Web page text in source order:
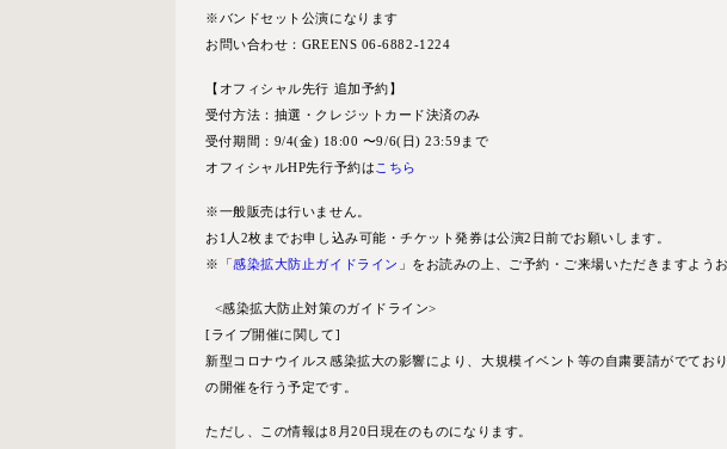
※バンドセット公演になります
お問い合わせ：GREENS 06-6882-1224
【オフィシャル先行 追加予約】
受付方法：抽選・クレジットカード決済のみ
受付期間：9/4(金) 18:00 〜9/6(日) 23:59まで
オフィシャルHP先行予約は こちら
※一般販売は行いません。
お1⼈2枚までお申し込み可能・チケット発券は公演2⽇前でお願いします。
※「感染拡大防止ガイドライン 」をお読みの上、ご予約・ご来場いただきますよう
<感染拡大防止対策のガイドライン>
[ライブ開催に関して]
新型コロナウイルス感染拡⼤の影響により、⼤規模イベント等の⾃粛要請がでて
の開催を⾏う予定です。
ただし、この情報は8⽉20⽇現在のものになります。